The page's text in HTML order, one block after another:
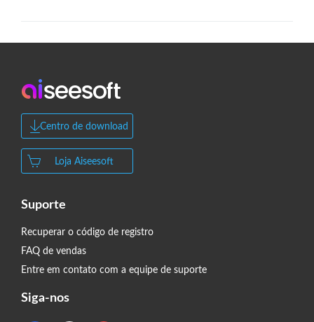
Centro de download
Loja Aiseesoft
Suporte
Recuperar o código de registro
FAQ de vendas
Entre em contato com a equipe de suporte
Siga-nos